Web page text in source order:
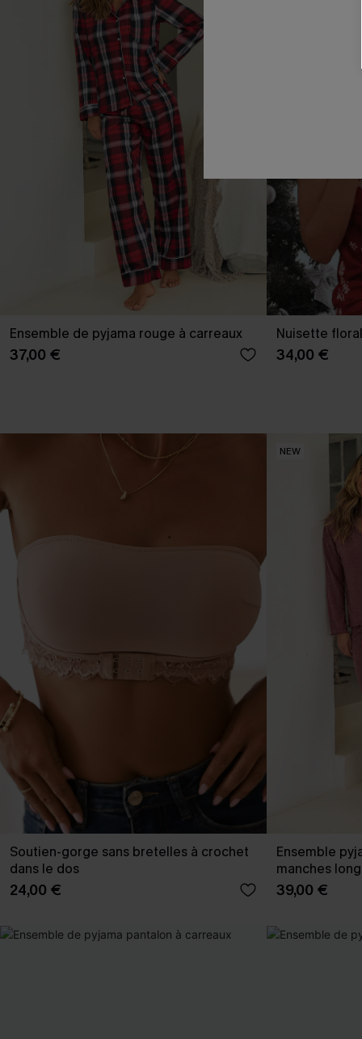
Ensemble de pyjama rouge à carreaux
37,00 €
Nuisette
34,00 €
Soutien-gorge sans bretelles à crochet
dans le dos
24,00 €
NEW
Ensemble
manches
39,00 €